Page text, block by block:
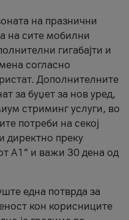
на празнични
на сите мобилни
гигабајти и
согласно
Дополнителните
за буџет за нов уред,
стриминг услуги, во
потреби на секој
директно преку
А1“ и важи 30 дена од
една потврда за
кон корисниците